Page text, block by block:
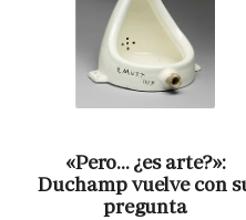
«Pero… ¿es arte?»:
Duchamp vuelve con
pregunta